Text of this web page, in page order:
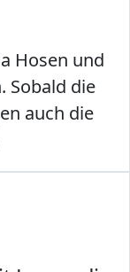
Hosen und
Sobald die
auch die